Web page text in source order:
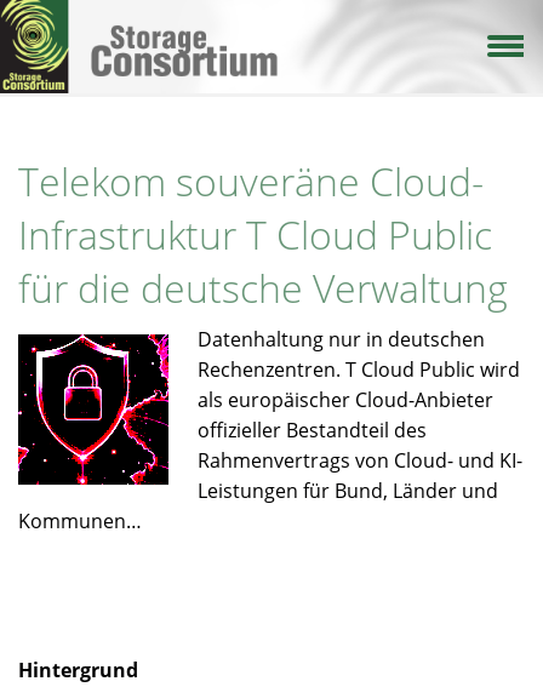
Direkt
zum
Inhalt
Telekom souveräne Cloud-
Infrastruktur T Cloud Public
für die deutsche Verwaltung
Datenhaltung nur in deutschen
Rechenzentren. T Cloud Public wird
als europäischer Cloud-Anbieter
offizieller Bestandteil des
Rahmenvertrags von Cloud- und KI-
Leistungen für Bund, Länder und
Kommunen…
Hintergrund